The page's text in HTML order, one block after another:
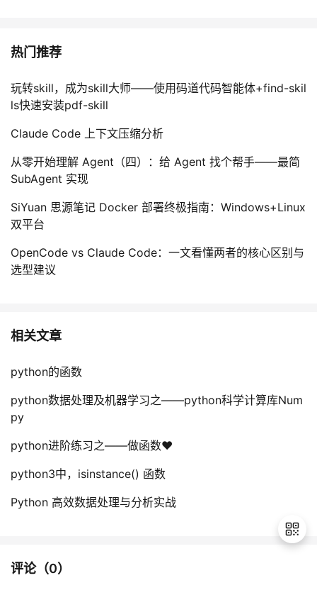
热门推荐
玩转skill，成为skill大师——使用码道代码智能体+find-skil
ls快速安装pdf-skill
Claude Code 上下文压缩分析
从零开始理解 Agent（四）：给 Agent 找个帮手——最简
SubAgent 实现
SiYuan 思源笔记 Docker 部署终极指南：Windows+Linux
双平台
OpenCode vs Claude Code：一文看懂两者的核心区别与
选型建议
相关文章
python的函数
python数据处理及机器学习之——python科学计算库Num
py
python进阶练习之——做函数❤️
python3中，isinstance() 函数
Python 高效数据处理与分析实战
评论（0）